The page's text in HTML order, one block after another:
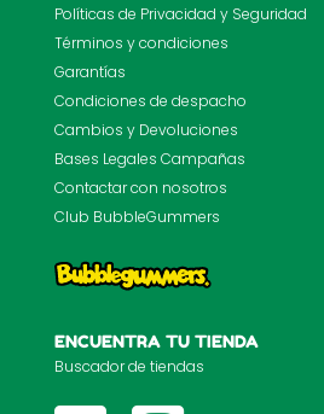
Políticas de Privacidad y Seguridad
Términos y condiciones
Garantías
Condiciones de despacho
Cambios y Devoluciones
Bases Legales Campañas
Contactar con nosotros
Club BubbleGummers
ENCUENTRA TU TIENDA
Buscador de tiendas